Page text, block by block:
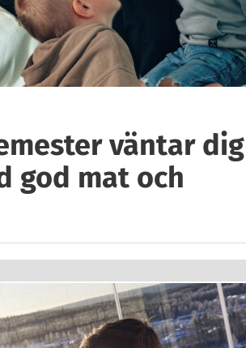
väntar
god mat och